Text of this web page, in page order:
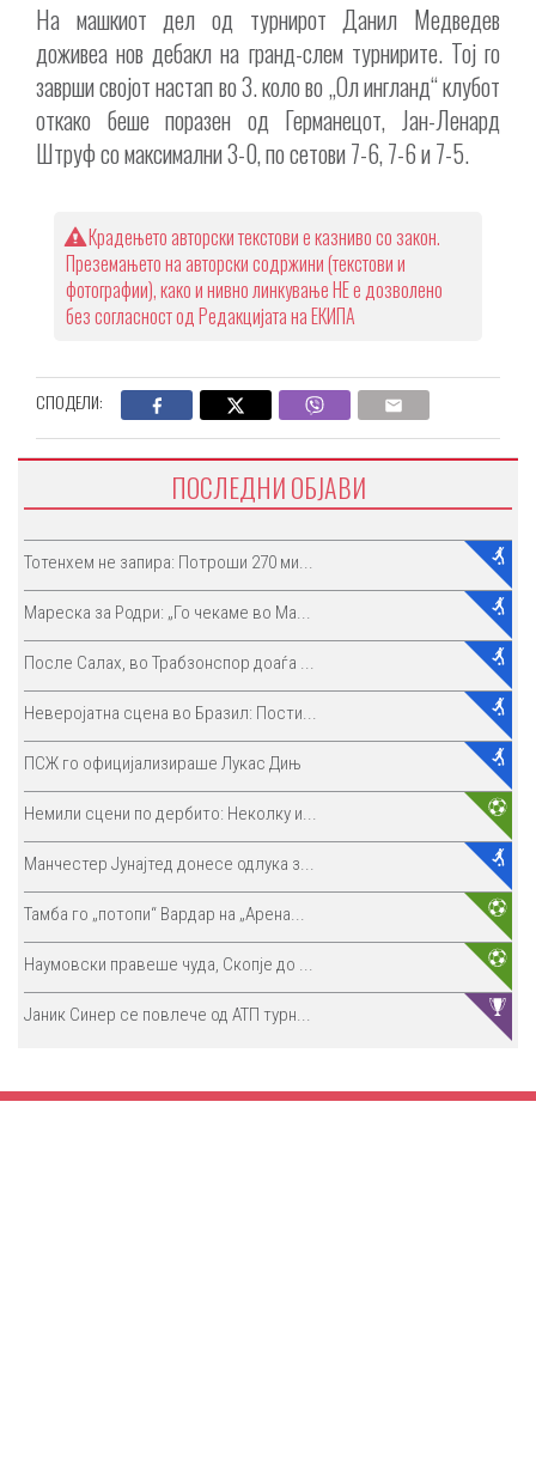
На машкиот дел од турнирот Данил Медведев
доживеа нов дебакл на гранд-слем турнирите. Тој го
заврши својот настап во 3. коло во „Ол ингланд“ клубот
откако беше поразен од Германецот, Јан-Ленард
Штруф со максимални 3-0, по сетови 7-6, 7-6 и 7-5.
Крадењето авторски текстови е казниво со закон.
Преземањето на авторски содржини (текстови и
фотографии), како и нивно линкување НЕ е дозволено
без согласност од Редакцијата на ЕКИПА
СПОДЕЛИ:
ПОСЛЕДНИ ОБЈАВИ
Тотенхем не запира: Потроши 270 ми...
Мареска за Родри: „Го чекаме во Ма...
После Салах, во Трабзонспор доаѓа ...
Неверојатна сцена во Бразил: Пости...
ПСЖ го официјализираше Лукас Дињ
Немили сцени по дербито: Неколку и...
Манчестер Јунајтед донесе одлука з...
Тамба го „потопи“ Вардар на „Арена...
Наумовски правеше чуда, Скопје до ...
Јаник Синер се повлече од АТП турн...